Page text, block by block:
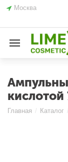
Москва
Главная / Каталог /